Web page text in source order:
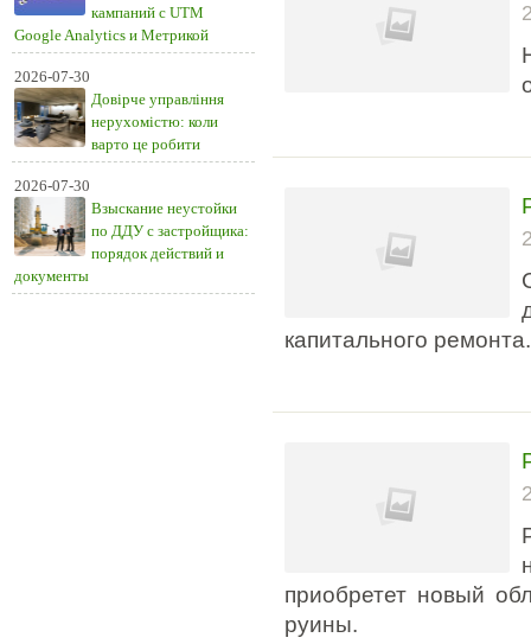
кампаний с UTM
Google Analytics и Метрикой
2026-07-30
Довірче управління
нерухомістю: коли
варто це робити
2026-07-30
Взыскание неустойки
по ДДУ с застройщика:
порядок действий и
документы
капитального ремонта.
приобретет новый
руины.